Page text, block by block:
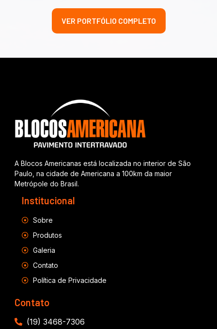
VER PORTFÓLIO COMPLETO
A Blocos Americanas está localizada no interior de São
Paulo, na cidade de Americana a 100km da maior
Metrópole do Brasil.
Institucional
Sobre
Produtos
Galeria
Contato
Política de Privacidade
Contato
(19) 3468-7306